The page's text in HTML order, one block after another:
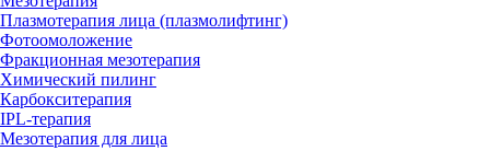
Плазмотерапия лица (плазмолифтинг)
Фотоомоложение
Фракционная мезотерапия
Химический пилинг
Карбокситерапия
IPL‑терапия
Мезотерапия для лица